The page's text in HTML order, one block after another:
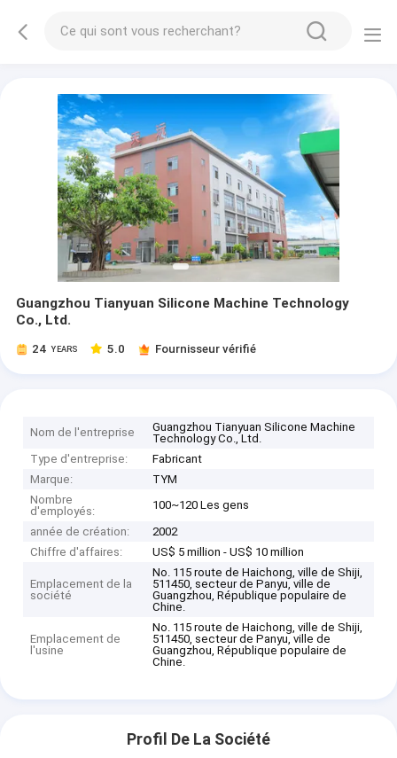
Guangzhou Tianyuan Silicone Machine Technology
Co., Ltd.
24 YEARS 5.0 Fournisseur vérifié
Nom de l'entreprise
Guangzhou Tianyuan Silicone Machine
Technology Co., Ltd.
Type d'entreprise:
Fabricant
Marque:
TYM
Nombre
d'employés:
100~120 Les gens
année de création:
2002
Chiffre d'affaires:
US$ 5 million - US$ 10 million
Emplacement de la
société
No. 115 route de Haichong, ville de Shiji,
511450, secteur de Panyu, ville de
Guangzhou, République populaire de
Chine.
Emplacement de
l'usine
No. 115 route de Haichong, ville de Shiji,
511450, secteur de Panyu, ville de
Guangzhou, République populaire de
Chine.
Profil De La Société